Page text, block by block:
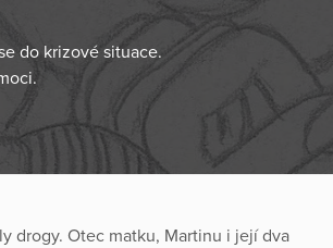
do krizové situace.
drogy. Otec matku, Martinu i její dva